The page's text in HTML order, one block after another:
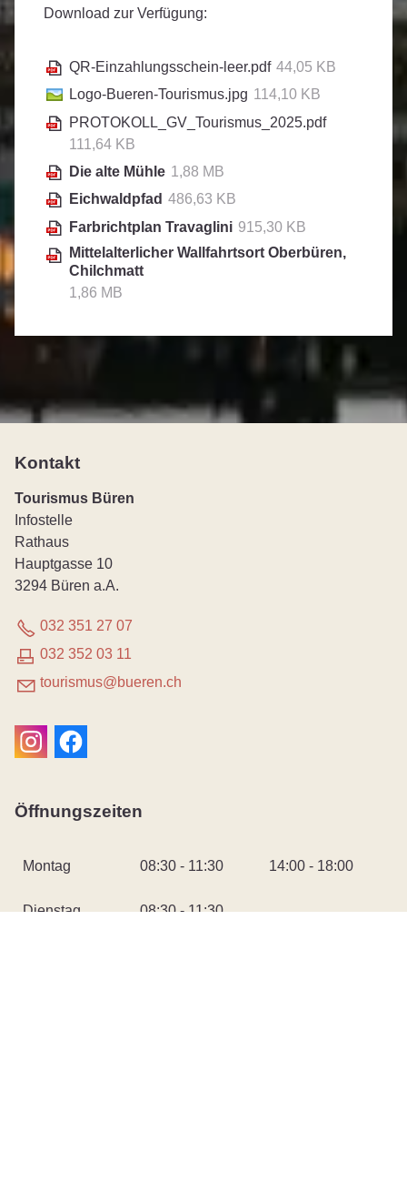
Download zur Verfügung:
QR-Einzahlungsschein-leer.pdf 44,05 KB
Logo-Bueren-Tourismus.jpg 114,10 KB
PROTOKOLL_GV_Tourismus_2025.pdf
111,64 KB
Die alte Mühle 1,88 MB
Eichwaldpfad 486,63 KB
Farbrichtplan Travaglini 915,30 KB
Mittelalterlicher Wallfahrtsort Oberbüren,
Chilchmatt
1,86 MB
Kontakt
Tourismus Büren
Infostelle
Rathaus
Hauptgasse 10
3294 Büren a.A.
032 351 27 07
032 352 03 11
t
r sm s b r n ch
Öffnungszeiten
Montag 08:30 - 11:30 14:00 - 18:00
Dienstag 08:30 - 11:30